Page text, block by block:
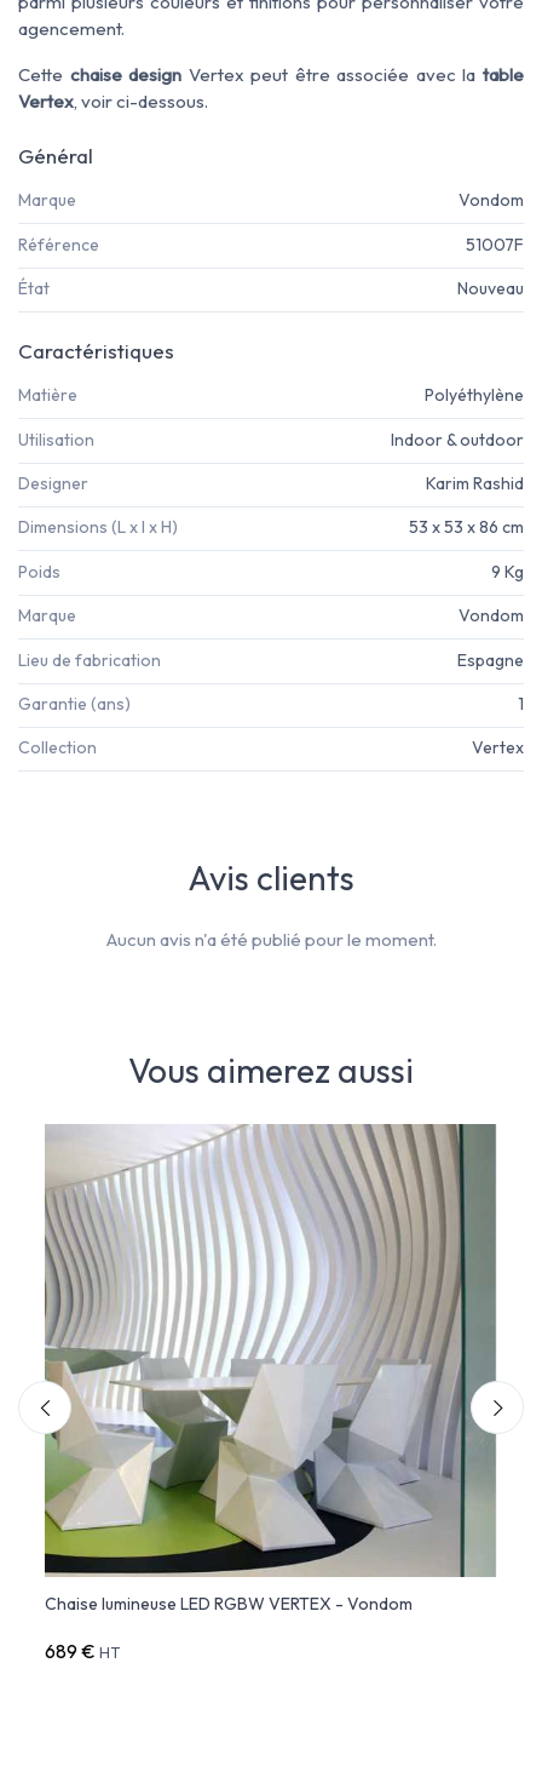
agencement.
Cette chaise design Vertex peut être associée avec latable
Vertex, voir ci-dessous.
Général
Marque Vondom
Référence 51007F
État Nouveau
Caractéristiques
Matière Polyéthylène
Utilisation Indoor & outdoor
Designer Karim Rashid
Dimensions (L x l x H) 53 x 53 x 86 cm
Poids 9 Kg
Marque Vondom
Lieu de fabrication Espagne
Garantie (ans) 1
Collection Vertex
Vous aimerez aussi
Chaise lumineuse LED RGBW VERTEX - Vondom
689 € HT
Avis clients
Aucun avis n'a été publié pour le moment.